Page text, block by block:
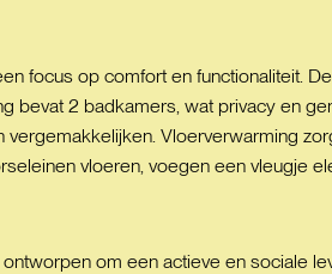
focus op comfort en functionaliteit.
bevat 2 badkamers, wat privacy en
Vloerverwarming
vloeren, voegen een vleugje
om een actieve en sociale